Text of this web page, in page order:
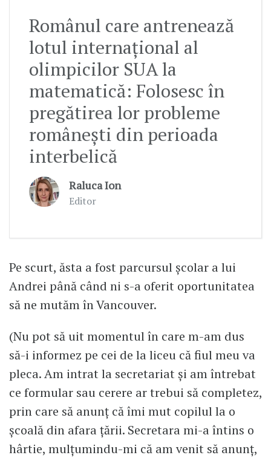
Românul care antrenează
lotul internațional al
olimpicilor SUA la
matematică: Folosesc în
pregătirea lor probleme
românești din perioada
interbelică
Raluca Ion
Editor
Pe scurt, ăsta a fost parcursul școlar a lui
Andrei până când ni s-a oferit oportunitatea
să ne mutăm în Vancouver.
(Nu pot să uit momentul în care m-am dus
să-i informez pe cei de la liceu că fiul meu va
pleca. Am intrat la secretariat și am întrebat
ce formular sau cerere ar trebui să completez,
prin care să anunț că îmi mut copilul la o
școală din afara țării. Secretara mi-a întins o
hârtie, mulțumindu-mi că am venit să anunț,